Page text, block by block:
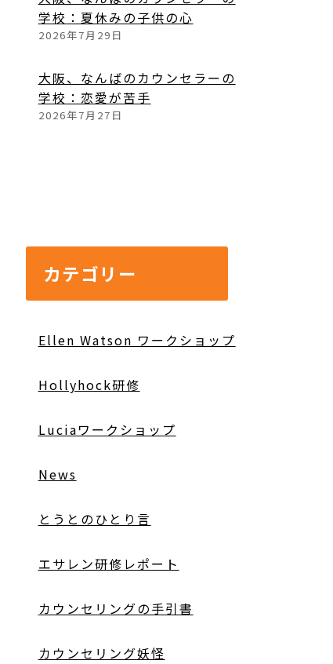
学校：夏休みの子供の心
2026年7月29日
大阪、なんばのカウンセラーの
学校：恋愛が苦手
2026年7月27日
カテゴリー
Ellen Watson ワークショップ
Hollyhock研修
Luciaワークショップ
News
とうとのひとり言
エサレン研修レポート
カウンセリングの手引書
カウンセリング妖怪